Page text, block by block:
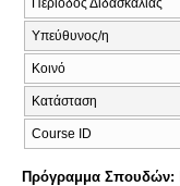
Περίοδος Διδασκαλίας
Υπεύθυνος/η
Κοινό
Κατάσταση
Course ID
Πρόγραμμα Σπουδών: